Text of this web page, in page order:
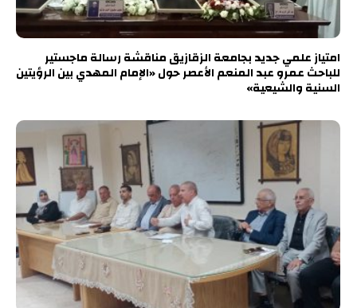
امتياز علمي جديد بجامعة الزقازيق مناقشة رسالة ماجستير
للباحث عمرو عبد المنعم الأعصر حول «الإمام المهدي بين الرؤيتين
السنية والشيعية»